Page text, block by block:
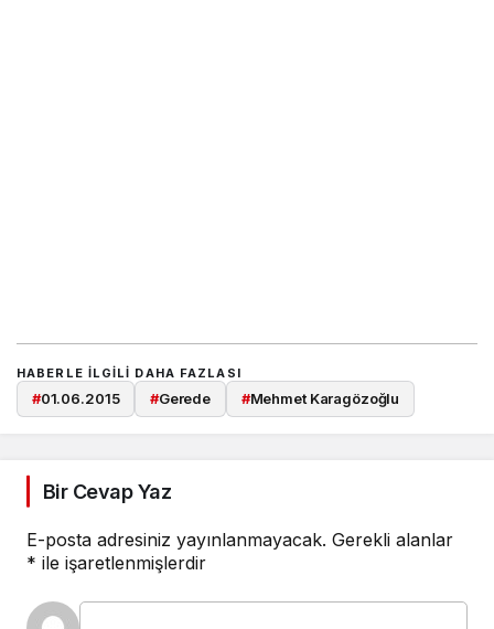
HABERLE ILGILI DAHA FAZLASI
#01.06.2015 #Gerede #Mehmet Karagözoğlu
Bir Cevap Yaz
E-posta adresiniz yayınlanmayacak. Gerekli alanlar
* ile işaretlenmişlerdir